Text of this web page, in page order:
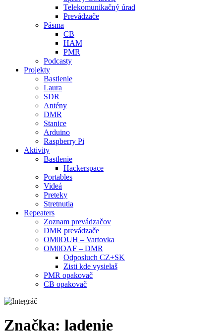
Telekomunikačný úrad
Prevádzače
Pásma
CB
HAM
PMR
Podcasty
Projekty
Bastlenie
Laura
SDR
Antény
DMR
Stanice
Arduino
Raspberry Pi
Aktivity
Bastlenie
Hackerspace
Portables
Videá
Preteky
Stretnutia
Repeaters
Zoznam prevádzačov
DMR prevádzače
OM0OUH – Vartovka
OM0OAF – DMR
Odposluch CZ+SK
Zisti kde vysielaš
PMR opakovač
CB opakovač
Značka: ladenie